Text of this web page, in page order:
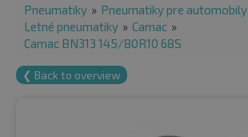
Pneumatiky » Pneumatiky pre automobily
Letné pneumatiky » Camac »
Camac BN313 145/80R10 68S
❮ Back to overview